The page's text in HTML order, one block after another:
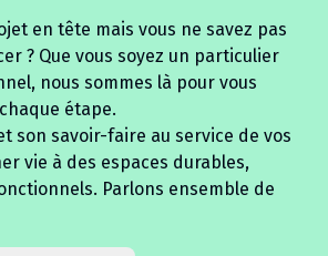
en tête mais vous ne savez pas
? Que vous soyez un particulier
nous sommes là pour vous
étape.
son savoir-faire au service de vos
vie à des espaces durables,
Parlons ensemble de